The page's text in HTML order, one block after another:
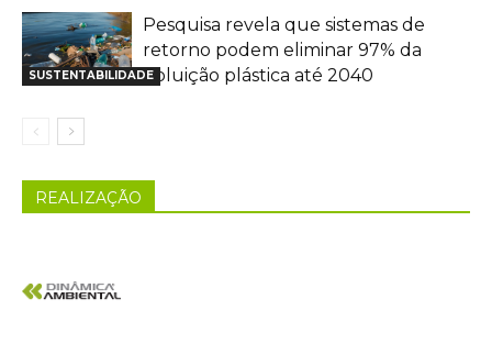
SUSTENTABILIDADE
Pesquisa revela que sistemas de
retorno podem eliminar 97% da
poluição plástica até 2040
REALIZAÇÃO